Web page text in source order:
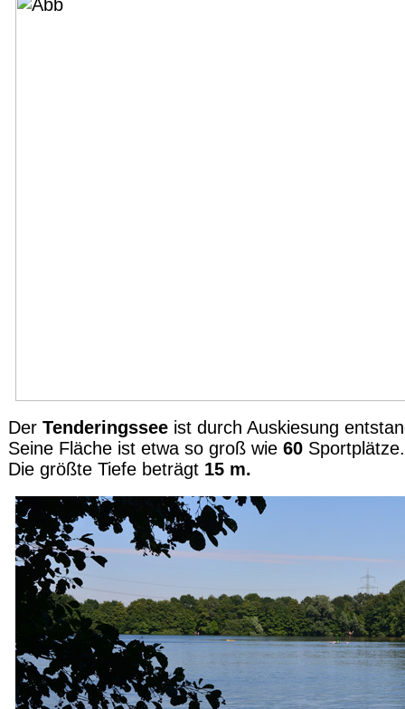
Der Tenderingssee ist durch Auskiesung
Seine Fläche ist etwa so groß wie 60 Sportplätze.
Die größte Tiefe beträgt 15 m.